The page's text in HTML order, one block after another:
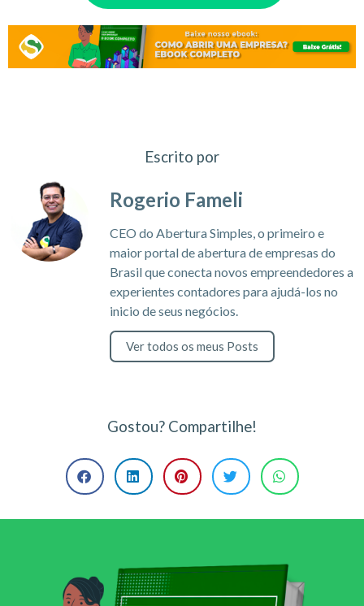
Escrito por
Rogerio Fameli
CEO do Abertura Simples, o primeiro e
maior portal de abertura de empresas do
Brasil que conecta novos empreendedores a
experientes contadores para ajudá-los no
inicio de seus negócios.
Ver todos os meus Posts
Gostou? Compartilhe!